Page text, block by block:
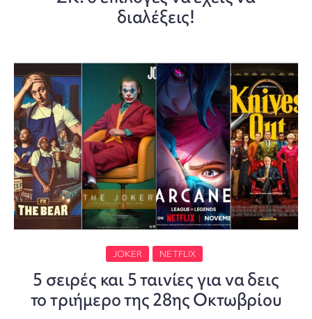
διαλέξεις!
JOKER NETFLIX
5 σειρές και 5 ταινίες για να δεις
το τριήμερο της 28ης Οκτωβρίου